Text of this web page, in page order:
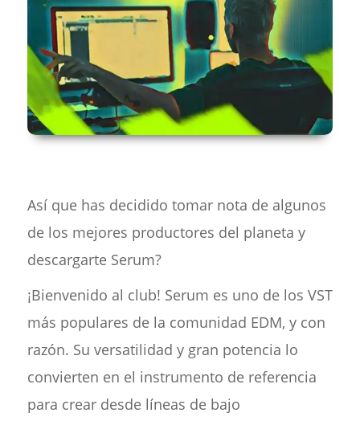
Así que has decidido tomar nota de algunos
de los mejores productores del planeta y
descargarte Serum?
¡Bienvenido al club! Serum es uno de los VST
más populares de la comunidad EDM, y con
razón. Su versatilidad y gran potencia lo
convierten en el instrumento de referencia
para crear desde líneas de bajo